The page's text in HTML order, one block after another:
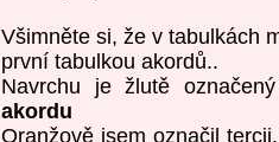
Všimněte si, že v tabulkách
první tabulkou akordů..
Navrchu je žlutě
akordu
Oranžově jsem označil